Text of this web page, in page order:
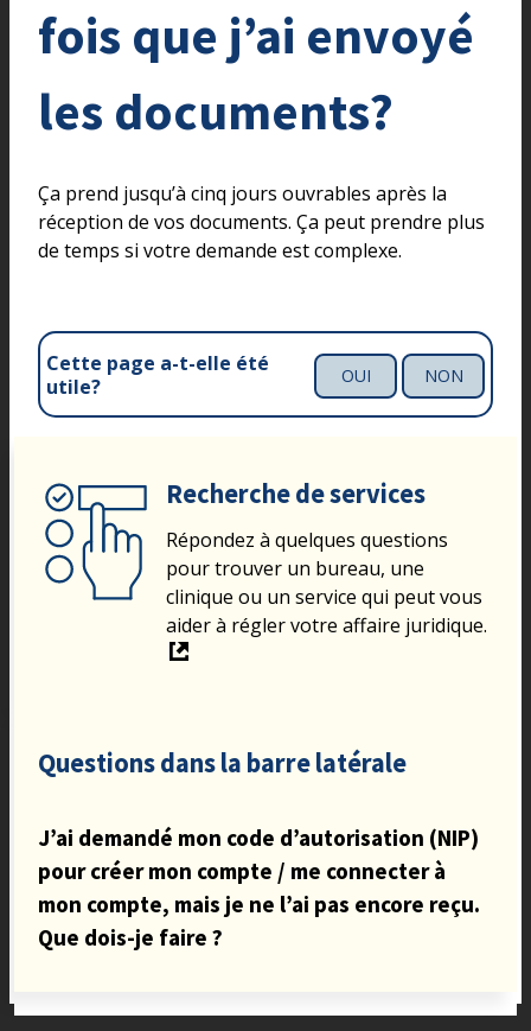
fois que j’ai envoyé
les documents?
Ça prend jusqu’à cinq jours ouvrables après la
réception de vos documents. Ça peut prendre plus
de temps si votre demande est complexe.
Cette page a-t-elle été
utile?
OUI NON
Recherche de services
Répondez à quelques questions
pour trouver un bureau, une
clinique ou un service qui peut vous
aider à régler votre affaire juridique.
Questions dans la barre latérale
J’ai demandé mon code d’autorisation (NIP)
pour créer mon compte / me connecter à
mon compte, mais je ne l’ai pas encore reçu.
Que dois-je faire ?